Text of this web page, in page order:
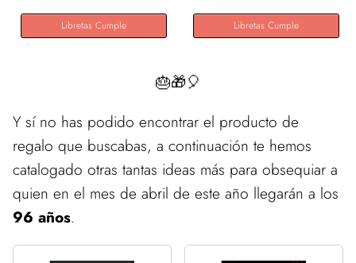
Libretas Cumple Libretas Cumple
🎂🎁🎈
Y sí no has podido encontrar el producto de
regalo que buscabas, a continuación te hemos
catalogado otras tantas ideas más para obsequiar a
quien en el mes de abril de este año llegarán a los
96 años.